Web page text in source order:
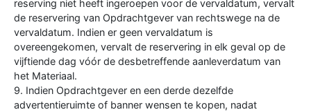
reserving niet heeft ingeroepen voor de vervaldatum, vervalt
de reservering van Opdrachtgever van rechtswege na de
vervaldatum. Indien er geen vervaldatum is
overeengekomen, vervalt de reservering in elk geval op de
vijftiende dag vóór de desbetreffende aanleverdatum van
het Materiaal.
9. Indien Opdrachtgever en een derde dezelfde
advertentieruimte of banner wensen te kopen, nadat